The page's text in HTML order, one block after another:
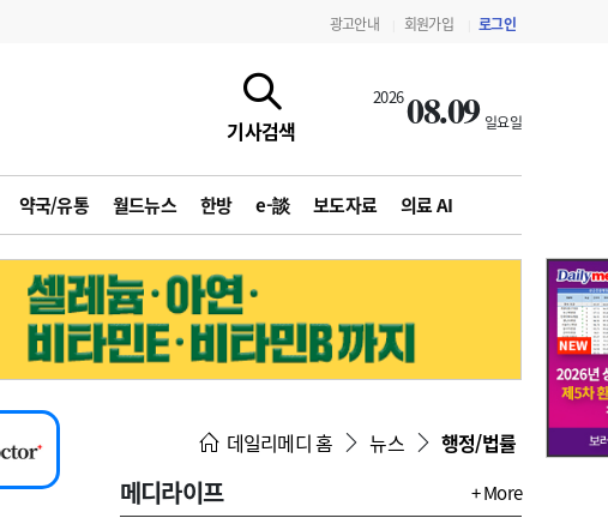
광고안내 회원가입 로그인
기사검색
202608.09 일요일
약국/유통 월드뉴스 한방 e-談 보도자료 의료 AI
지침·기준·평가 약제급여 심사 결과
데일리메디 홈 뉴스 행정/법률
메디라이프 + More